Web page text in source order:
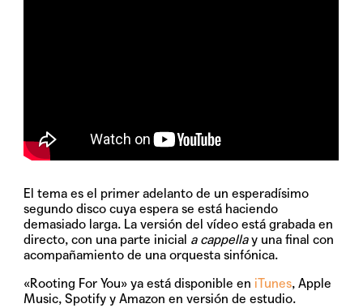
El tema es el primer adelanto de un esperadísimo
segundo disco cuya espera se está haciendo
demasiado larga. La versión del vídeo está grabada en
directo, con una parte inicial a cappellay una final con
acompañamiento de una orquesta sinfónica.
«Rooting For You» ya está disponible en iTunes, Apple
Music, Spotify y Amazon en versión de estudio.